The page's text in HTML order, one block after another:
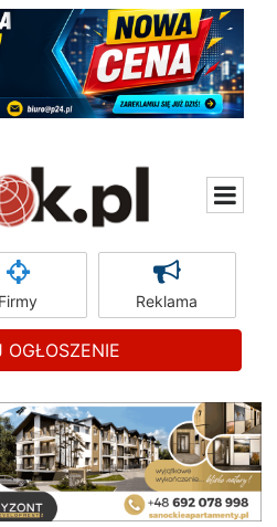
Firmy Reklama